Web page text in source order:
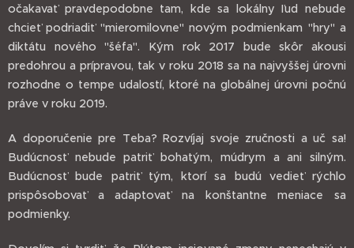
očakavať pravdepodobne tam, kde sa lokálny ľud nebude
chcieť podriadiť "mieromilovne" novým podmienkam "hry" a
diktátu nového "šéfa". Kým rok 2017 bude skôr akousi
predohrou a prípravou, tak v roku 2018 sa na najvyššej úrovni
rozhodne o tempe udalostí, ktoré na globálnej úrovni počnú
práve v roku 2019.
A doporučenie pre Teba? Rozvíjaj svoje zručnosti a uč sa!
Budúcnosť nebude patriť bohatým, múdrym a ani silným.
Budúcnosť bude patriť tým, ktorí sa budú vedieť rýchlo
prispôsobovať a adaptovať na konštantne meniace sa
podmienky.